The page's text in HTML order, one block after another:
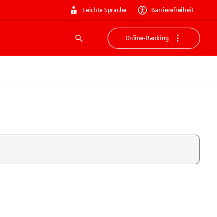
Leichte Sprache Barrierefreiheit
Suche
Online-Banking